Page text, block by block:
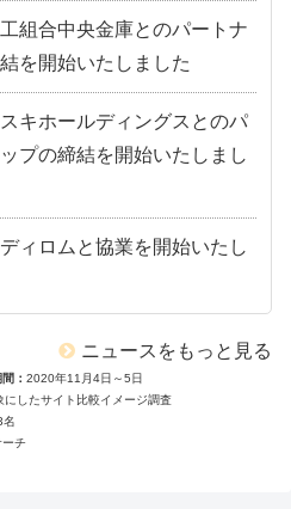
組合中央金庫とのパートナ
を開始いたしました
キホールディングスとのパ
プの締結を開始いたしまし
ィロムと協業を開始いたし
ニュースをもっと見る
2020年11月4日～5日
したサイト比較イメージ調査
名
ーチ